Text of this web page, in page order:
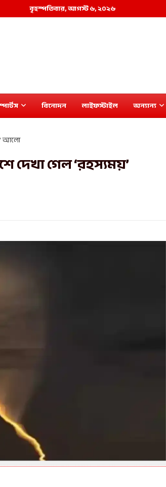
বৃহস্পতিবার, আগস্ট ৬, ২০২৬
বিনোদন লাইফস্টাইল অন্যান্য
আলো
দেখা গেল ‘রহস্যময়’